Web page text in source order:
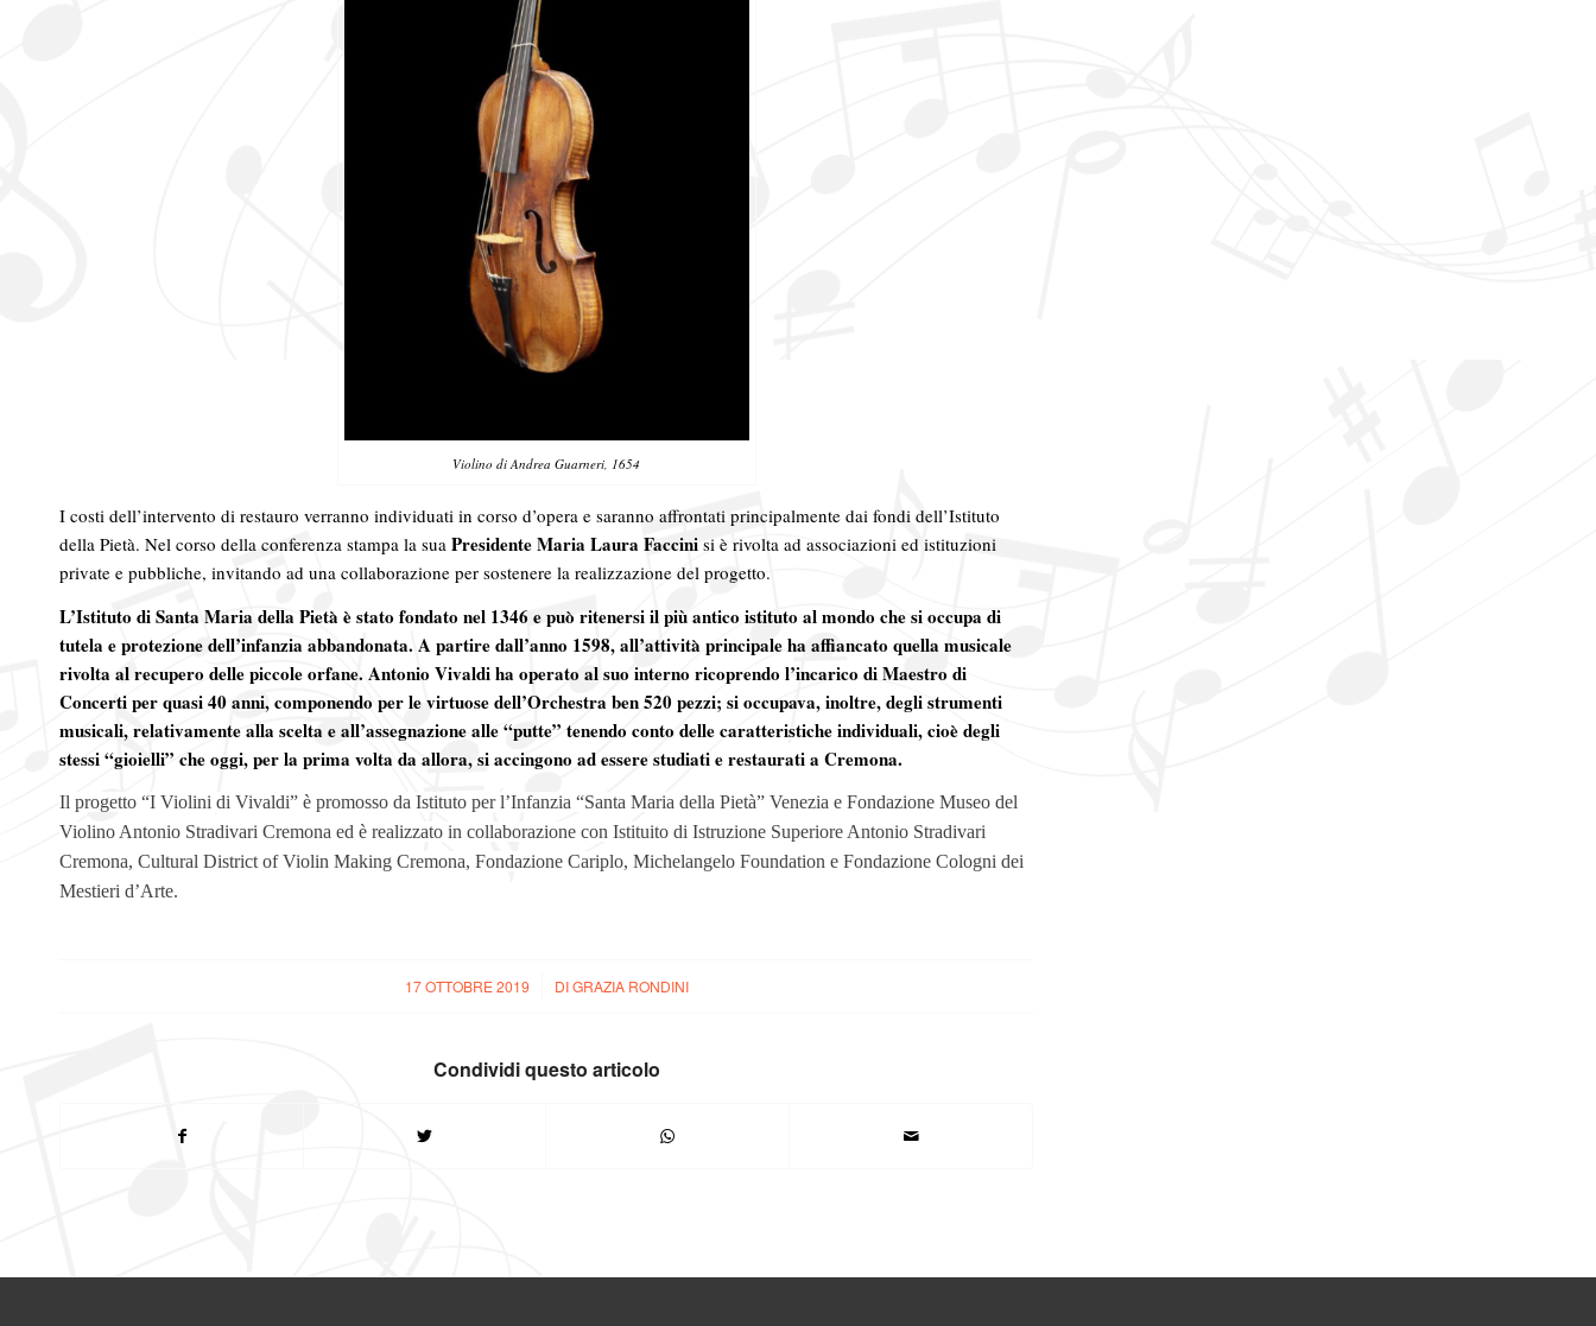
Violino di Andrea Guarneri, 1654
I costi dell’intervento di restauro verranno individuati in corso d’opera e saranno affrontati principalmente dai fondi dell’Istituto
della Pietà. Nel corso della conferenza stampa la sua Presidente Maria Laura Faccini si è rivolta ad associazioni ed istituzioni
private e pubbliche, invitando ad una collaborazione per sostenere la realizzazione del progetto.
L’Istituto di Santa Maria della Pietà è stato fondato nel 1346 e può ritenersi il più antico istituto al mondo che si occupa di
tutela e protezione dell’infanzia abbandonata. A partire dall’anno 1598, all’attività principale ha affiancato quella musicale
rivolta al recupero delle piccole orfane. Antonio Vivaldi ha operato al suo interno ricoprendo l’incarico di Maestro di
Concerti per quasi 40 anni, componendo per le virtuose dell’Orchestra ben 520 pezzi; si occupava, inoltre, degli strumenti
musicali, relativamente alla scelta e all’assegnazione alle “putte” tenendo conto delle caratteristiche individuali, cioè degli
stessi “gioielli” che oggi, per la prima volta da allora, si accingono ad essere studiati e restaurati a Cremona.
Il progetto “I Violini di Vivaldi” è promosso da Istituto per l’Infanzia “Santa Maria della Pietà” Venezia e Fondazione Museo del
Violino Antonio Stradivari Cremona ed è realizzato in collaborazione con Istituito di Istruzione Superiore Antonio Stradivari
Cremona, Cultural District of Violin Making Cremona, Fondazione Cariplo, Michelangelo Foundation e Fondazione Cologni dei
Mestieri d’Arte.
17 OTTOBRE 2019
/ DIGRAZIA RONDINI
Condividi questo articolo